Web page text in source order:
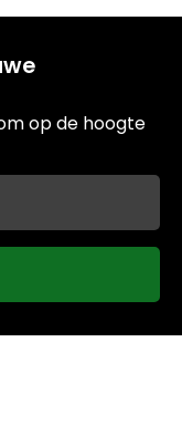
op de hoogte